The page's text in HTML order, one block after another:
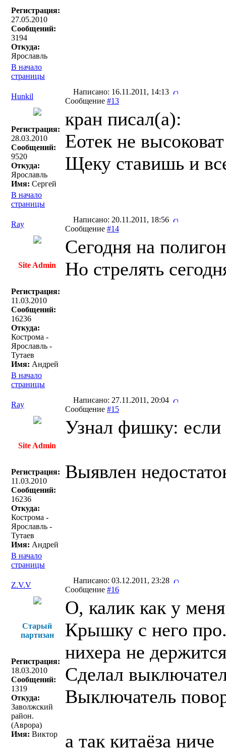
Регистрация:
27.05.2010
Сообщений:
3194
Откуда:
Ярославль
В начало
страницы
Hunkil
Написано: 16.11.2011, 14:13
Сообщение #13
Регистрация:
28.03.2010
Сообщений:
9520
Откуда:
Ярославль
Имя: Сергей
кран писал(a):
Еотек не
Щеку ставишь и
В начало
страницы
Ray
Написано: 20.11.2011, 18:56
Сообщение #14
Site Admin
Регистрация:
11.03.2010
Сообщений:
16236
Откуда:
Кострома -
Ярославль -
Тутаев
Имя: Андрей
Сегодня на
Но стрелять
В начало
страницы
Ray
Написано: 27.11.2011, 20:04
Сообщение #15
Site Admin
Регистрация:
11.03.2010
Сообщений:
16236
Откуда:
Кострома -
Ярославль -
Тутаев
Имя: Андрей
Узнал фишку: если
Выявлен
В начало
страницы
Z.V.V
Написано: 03.12.2011, 23:28
Сообщение #16
Старый
партизан
Регистрация:
18.03.2010
Сообщений:
1319
Откуда:
Заволжский
район.
(Аврора)
Имя: Виктор
О, калик как у
Крышку с него
нихера не
Сделал
Выключатель
а так китаёза ниче